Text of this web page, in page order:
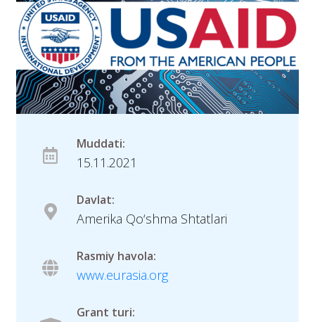
Muddati:
15.11.2021
Davlat:
Amerika Qo‘shma Shtatlari
Rasmiy havola:
www.eurasia.org
Grant turi: